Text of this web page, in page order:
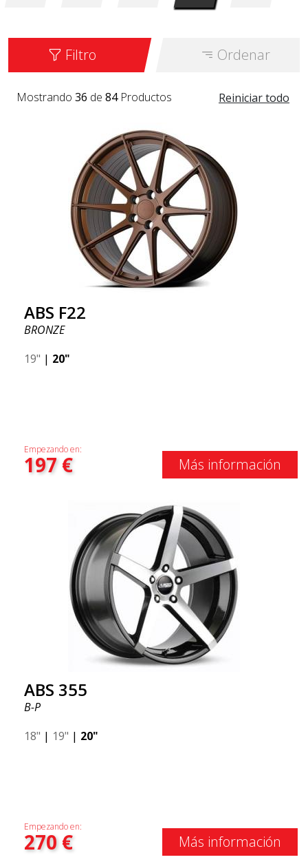
Filtro Ordenar
Reiniciar todo
Mostrando 36 de 84Productos
ABS F22
BRONZE
19" | 20"
Empezando en:
197€ Más información
ABS 355
B-P
18" | 19" | 20"
Empezando en:
270€ Más información